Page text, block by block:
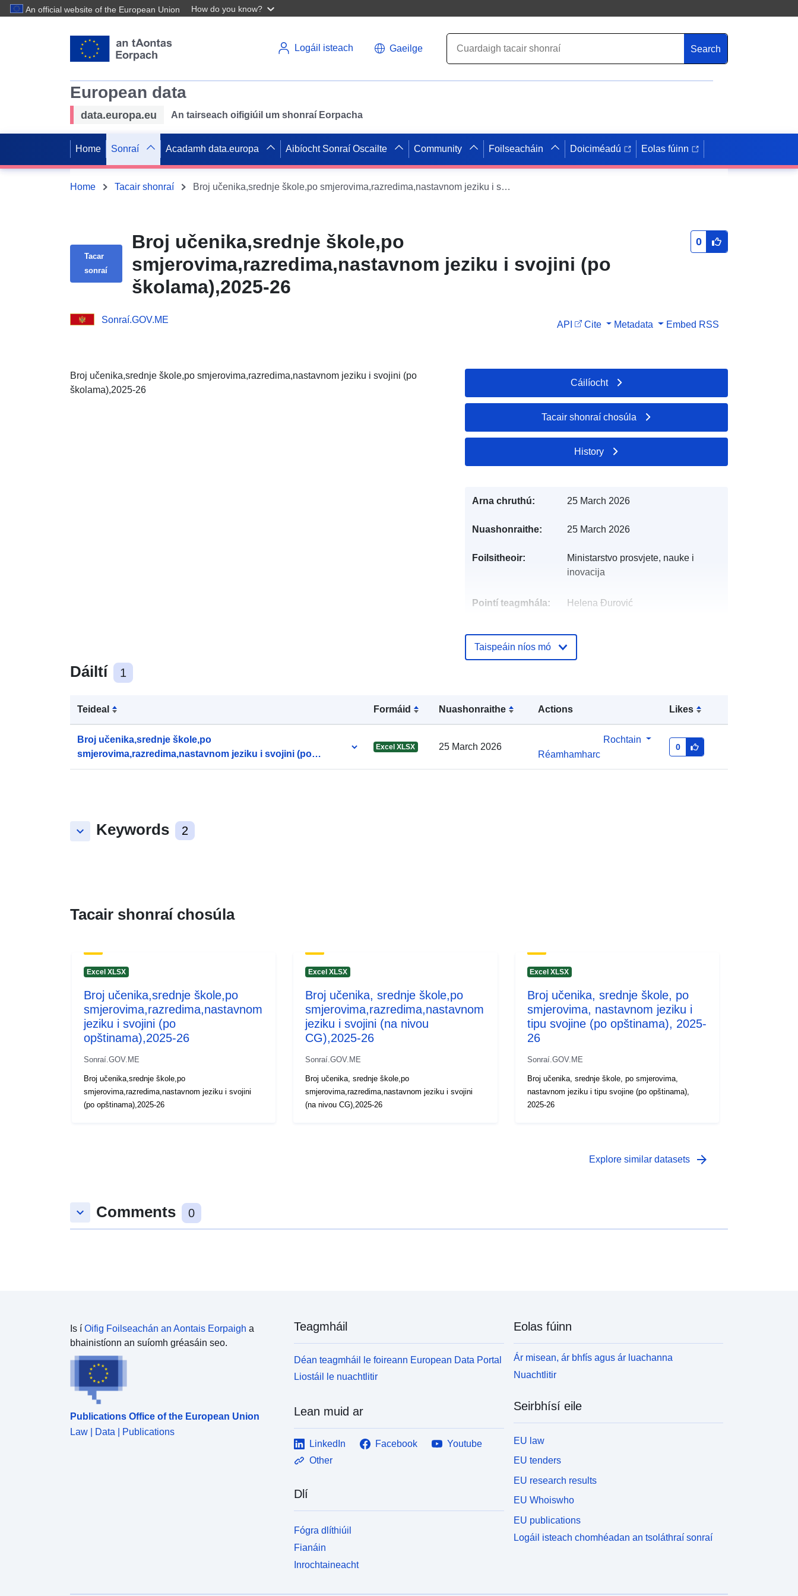
An official website of the European Union How do you know?
Logáil isteach Gaeilge Search
European data
data.europa.eu An tairseach oifigiúil um shonraí Eorpacha
Home Sonraí Acadamh data.europa Aibíocht Sonraí Oscailte Community Foilseacháin Doiciméadú Eolas fúinn
Home Tacair shonraí Broj učenika,srednje škole,po smjerovima,razredima,nastavnom jeziku i svojini (po školama),2025-26
Tacar
sonraí
Broj učenika,srednje škole,po
smjerovima,razredima,nastavnom jeziku i svojini (po
školama),2025-26
0
Sonraí.GOV.ME API Cite Metadata Embed RSS
Broj učenika,srednje škole,po smjerovima,razredima,nastavnom jeziku i svojini (po
školama),2025-26
Dáiltí 1
Teideal Formáid Nuashonraithe Actions Likes
Broj učenika,srednje škole,po
smjerovima,razredima,nastavnom jeziku i svojini (po
školama),2025-26.xlsx
Excel XLSX 25 March 2026
Rochtain
Réamhamharc
0
keyboard_arrow_down Keywords 2
Cáilíocht
Tacair shonraí chosúla
History
Arna chruthú: 25 March 2026
Nuashonraithe: 25 March 2026
Foilsitheoir:
Ministarstvo prosvjete, nauke i
inovacija
Pointí teagmhála: Helena Đurović
Taifead Catalóige: Curtha le data.europa.eu:
2026
Aitheantóirí:
5528e663-83c2-4aa4-b758-
8a7d4bbc38d5
uriRef:
http://data.europa.eu/88u/dataset/55
28e663-83c2-4aa4-b758-
Taispeáin níos mó
Tacair shonraí chosúla
Excel XLSX
Broj učenika,srednje škole,po
smjerovima,razredima,nastavnom
jeziku i svojini (po
opštinama),2025-26
Sonraí.GOV.ME
Broj učenika,srednje škole,po
smjerovima,razredima,nastavnom jeziku i svojini
(po opštinama),2025-26
Excel XLSX
Broj učenika, srednje škole,po
smjerovima,razredima,nastavnom
jeziku i svojini (na nivou
CG),2025-26
Sonraí.GOV.ME
Broj učenika, srednje škole,po
smjerovima,razredima,nastavnom jeziku i svojini
(na nivou CG),2025-26
Excel XLSX
Broj učenika, srednje škole, po
smjerovima, nastavnom jeziku i
tipu svojine (po opštinama), 2025-
26
Sonraí.GOV.ME
Broj učenika, srednje škole, po smjerovima,
nastavnom jeziku i tipu svojine (po opštinama),
2025-26
Explore similar datasets arrow_forward
keyboard_arrow_down Comments 0
Is í Oifig Foilseachán an Aontais Eorpaigh a
bhainistíonn an suíomh gréasáin seo.
Publications Office of the European Union
Law | Data | Publications
Teagmháil
Déan teagmháil le foireann European Data Portal
Liostáil le nuachtlitir
Lean muid ar
LinkedIn Facebook
Youtube
Other
Dlí
Fógra dlíthiúil
Fianáin
Inrochtaineacht
Eolas fúinn
Ár misean, ár bhfís agus ár luachanna
Nuachtlitir
Seirbhísí eile
EU law
EU tenders
EU research results
EU Whoiswho
EU publications
Logáil isteach chomhéadan an tsoláthraí sonraí